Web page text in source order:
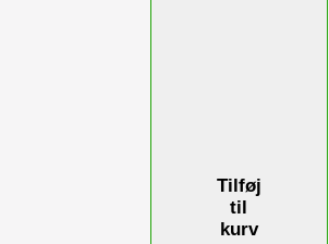
Tilføj
til
kurv